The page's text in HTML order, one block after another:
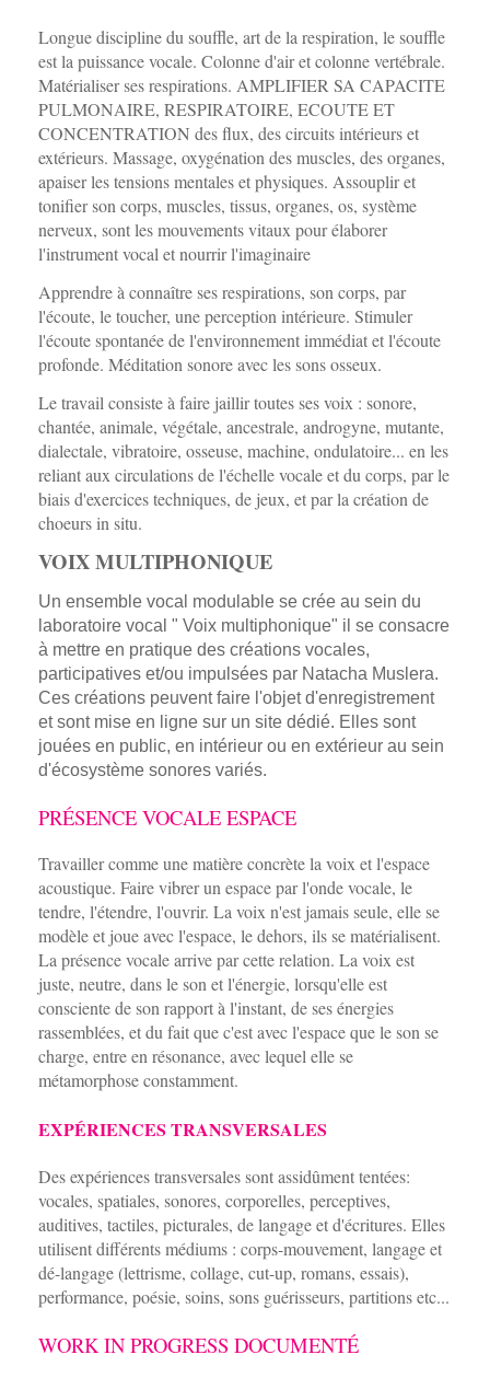
Longue discipline du souffle, art de la respiration, le souffle
est la puissance vocale. Colonne d'air et colonne vertébrale.
Matérialiser ses respirations. AMPLIFIER SA CAPACITE
PULMONAIRE, RESPIRATOIRE, ECOUTE ET
CONCENTRATION des flux, des circuits intérieurs et
extérieurs. Massage, oxygénation des muscles, des organes,
apaiser les tensions mentales et physiques. Assouplir et
tonifier son corps, muscles, tissus, organes, os, système
nerveux, sont les mouvements vitaux pour élaborer
l'instrument vocal et nourrir l'imaginaire
Apprendre à connaître ses respirations, son corps, par
l'écoute, le toucher, une perception intérieure. Stimuler
l'écoute spontanée de l'environnement immédiat et l'écoute
profonde. Méditation sonore avec les sons osseux.
Le travail consiste à faire jaillir toutes ses voix : sonore,
chantée, animale, végétale, ancestrale, androgyne, mutante,
dialectale, vibratoire, osseuse, machine, ondulatoire... en les
reliant aux circulations de l'échelle vocale et du corps, par le
biais d'exercices techniques, de jeux, et par la création de
choeurs in situ.
VOIX MULTIPHONIQUE
Un ensemble vocal modulable se crée au sein du
laboratoire vocal " Voix multiphonique" il se consacre
à mettre en pratique des créations vocales,
participatives et/ou impulsées par Natacha Muslera.
Ces créations peuvent faire l'objet d'enregistrement
et sont mise en ligne sur un site dédié. Elles sont
jouées en public, en intérieur ou en extérieur au sein
d'écosystème sonores variés.
PRÉSENCE VOCALE ESPACE
Travailler comme une matière concrète la voix et l'espace
acoustique. Faire vibrer un espace par l'onde vocale, le
tendre, l'étendre, l'ouvrir. La voix n'est jamais seule, elle se
modèle et joue avec l'espace, le dehors, ils se matérialisent.
La présence vocale arrive par cette relation. La voix est
juste, neutre, dans le son et l'énergie, lorsqu'elle est
consciente de son rapport à l'instant, de ses énergies
rassemblées, et du fait que c'est avec l'espace que le son se
charge, entre en résonance, avec lequel elle se
métamorphose constamment.
EXPÉRIENCES TRANSVERSALES
Des expériences transversales sont assidûment tentées:
vocales, spatiales, sonores, corporelles, perceptives,
auditives, tactiles, picturales, de langage et d'écritures. Elles
utilisent différents médiums : corps-mouvement, langage et
dé-langage (lettrisme, collage, cut-up, romans, essais),
performance, poésie, soins, sons guérisseurs, partitions etc...
WORK IN PROGRESS DOCUMENTÉ